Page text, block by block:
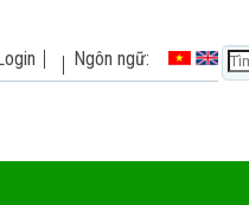
Ngôn ngữ: